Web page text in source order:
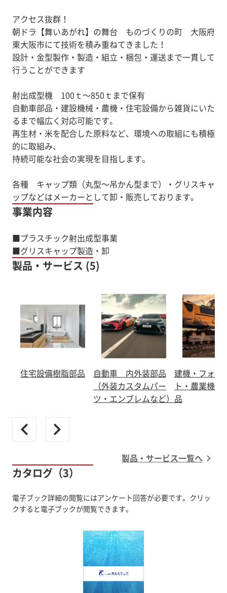
アクセス抜群！
朝ドラ【舞いあがれ】の舞台 ものづくりの町 大阪府
東大阪市にて技術を積み重ねてきました！
設計・金型製作・製造・組立・梱包・運送まで一貫して
行うことができます
射出成型機 100ｔ～850ｔまで保有
自動車部品・建設機械・農機・住宅設備から雑貨にいた
るまで幅広く対応可能です。
再生材・米を配合した原料など、環境への取組にも積極
的に取組み、
持続可能な社会の実現を目指します。
各種 キャップ類（丸型～吊かん型まで）・グリスキャ
ップなどはメーカーとして卸・販売しております。
事業内容
■プラスチック射出成型事業
■グリスキャップ製造・卸
製品・サービス (5)
住宅設備樹脂部品
自動車 内外装部品
（外装カスタムパー
ツ・エンブレムなど）
建機・フォー
ト・農業機
品
製品・サービス一覧へ
カタログ（3）
電子ブック詳細の閲覧にはアンケート回答が必要です。クリッ
クすると電子ブックが閲覧できます。